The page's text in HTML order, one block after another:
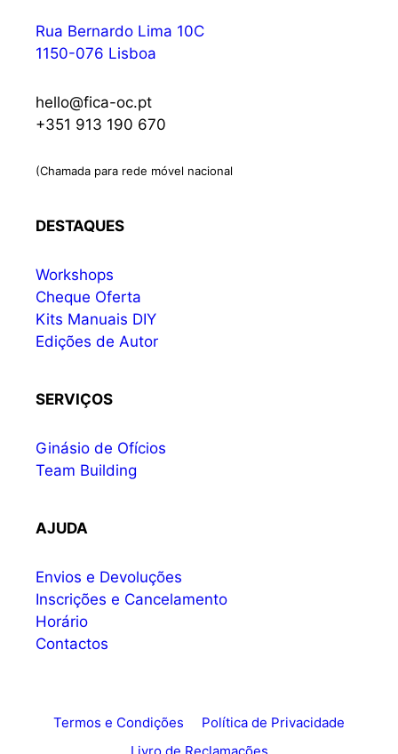
Rua Bernardo Lima 10C
1150-076 Lisboa
hello@fica-oc.pt
+351 913 190 670
(Chamada para rede móvel nacional
DESTAQUES
Workshops
Cheque Oferta
Kits Manuais DIY
Edições de Autor
SERVIÇOS
Ginásio de Ofícios
Team Building
AJUDA
Envios e Devoluções
Inscrições e Cancelamento
Horário
Contactos
Termos e Condições
Política de Privacidade